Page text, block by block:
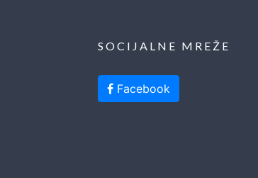
SOCIJALNE MREŽE
Facebook